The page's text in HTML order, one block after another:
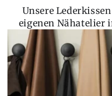
Unsere
eigenen Nähatelier